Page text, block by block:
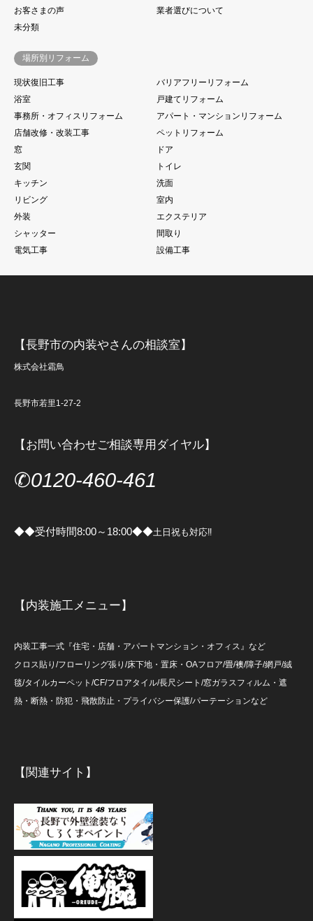
お客さまの声
業者選びについて
未分類
場所別リフォーム
現状復旧工事
バリアフリーリフォーム
浴室
戸建てリフォーム
事務所・オフィスリフォーム
アパート・マンションリフォーム
店舗改修・改装工事
ペットリフォーム
窓
ドア
玄関
トイレ
キッチン
洗面
リビング
室内
外装
エクステリア
シャッター
間取り
電気工事
設備工事
【長野市の内装やさんの相談室】
株式会社霜鳥
長野市若里1-27-2
【お問い合わせご相談専用ダイヤル】
✆0120-460-461
◆◆受付時間8:00～18:00◆◆土日祝も対応‼
【内装施工メニュー】
内装工事一式『住宅・店舗・アパートマンション・オフィス』など
クロス貼り/フローリング張り/床下地・置床・OAフロア/畳/襖/障子/網戸/絨
毯/タイルカーペット/CF/フロアタイル/長尺シート/窓ガラスフィルム・遮
熱・断熱・防犯・飛散防止・プライバシー保護/パーテーションなど
【関連サイト】